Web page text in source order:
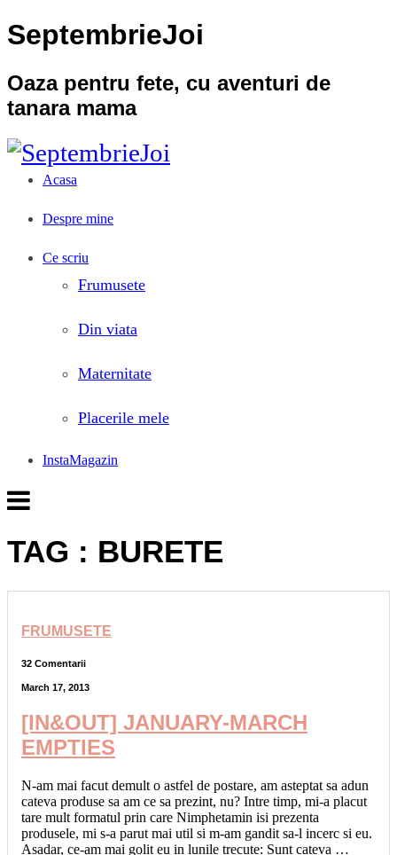
SeptembrieJoi
Oaza pentru fete, cu aventuri de
tanara mama
Acasa
Despre mine
Ce scriu
Frumusete
Din viata
Maternitate
Placerile mele
InstaMagazin
TAG : BURETE
FRUMUSETE
32 Comentarii
March 17, 2013
[IN&OUT] JANUARY-MARCH
EMPTIES
N-am mai facut demult o astfel de postare, am asteptat sa adun
cateva produse sa am ce sa prezint, nu? Intre timp, mi-a placut
tare mult formatul prin care Nimphetamin isi prezenta
produsele, mi s-a parut mai util si m-am gandit sa-l incerc si eu.
Asadar, ce-am mai golit eu in lunile trecute: Sunt cateva …